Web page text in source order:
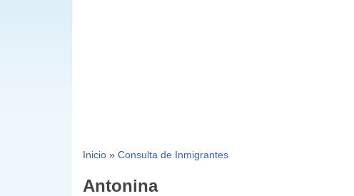
Inicio» Consulta de Inmigrantes
Antonina